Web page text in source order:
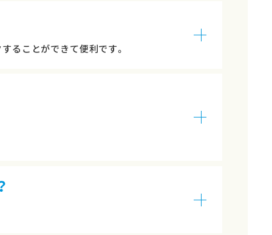
ることができて便利です。